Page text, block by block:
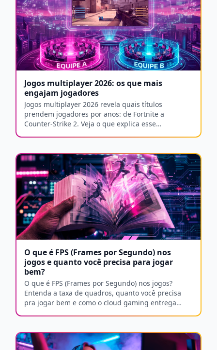
Jogos multiplayer 2026: os que mais
engajam jogadores
Jogos multiplayer 2026 revela quais títulos
prendem jogadores por anos: de Fortnite a
Counter-Strike 2. Veja o que explica esse
O que é FPS (Frames por Segundo) nos
jogos e quanto você precisa para jogar
bem?
O que é FPS (Frames por Segundo) nos jogos?
Entenda a taxa de quadros, quanto você precisa
pra jogar bem e como o cloud gaming entrega